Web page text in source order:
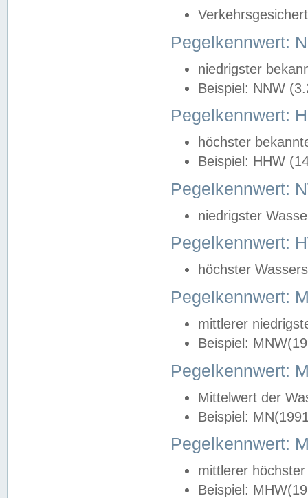
Pegelkennwert:
niedrigster
Beispiel: NNW
Pegelkennwert:
höchster
Beispiel: HHW
Pegelkennwert:
niedrigster
Pegelkennwert:
höchster
Pegelkennwert:
mittlerer
Beispiel:
Pegelkennwert:
Mittelwert der
Beispiel:
Pegelkennwert:
mittlerer
Beispiel: